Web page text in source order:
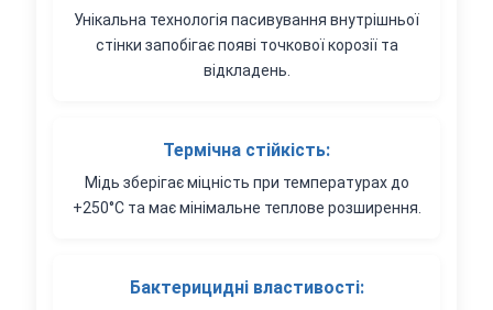
Унікальна технологія пасивування внутрішньої
стінки запобігає появі точкової корозії та
відкладень.
Термічна стійкість:
Мідь зберігає міцність при температурах до
+250°C та має мінімальне теплове розширення.
Бактерицидні властивості: